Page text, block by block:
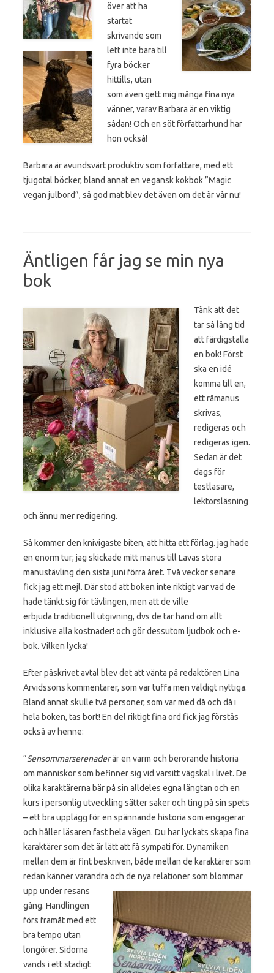
över att ha
startat
skrivande som
lett inte bara till
fyra böcker
hittills, utan
som även gett mig många fina nya
vänner, varav Barbara är en viktig
sådan! Och en söt författarhund har
hon också!
Barbara är avundsvärt produktiv som författare, med ett
tjugotal böcker, bland annat en vegansk kokbok ”Magic
vegan julbord”, så god mat blev det även om det är vår nu!
Äntligen får jag se min nya
bok
Tänk att det
tar så lång tid
att färdigställa
en bok! Först
ska en idé
komma till en,
ett råmanus
skrivas,
redigeras och
redigeras igen.
Sedan är det
dags för
testläsare,
lektörsläsning
och ännu mer redigering.
Så kommer den knivigaste biten, att hitta ett förlag. jag hade
en enorm tur; jag skickade mitt manus till Lavas stora
manustävling den sista juni förra året. Två veckor senare
fick jag ett mejl. Där stod att boken inte riktigt var vad de
hade tänkt sig för tävlingen, men att de ville
erbjuda traditionell utgivning, dvs de tar hand om allt
inklusive alla kostnader! och gör dessutom ljudbok och e-
bok. Vilken lycka!
Efter påskrivet avtal blev det att vänta på redaktören Lina
Arvidssons kommentarer, som var tuffa men väldigt nyttiga.
Bland annat skulle två personer, som var med då och då i
hela boken, tas bort! En del riktigt fina ord fick jag förstås
också av henne:
”Sensommarserenaderär en varm och berörande historia
om människor som befinner sig vid varsitt vägskäl i livet. De
olika karaktärerna bär på sin alldeles egna längtan och en
kurs i personlig utveckling sätter saker och ting på sin spets
– ett bra upplägg för en spännande historia som engagerar
och håller läsaren fast hela vägen. Du har lyckats skapa fina
karaktärer som det är lätt att få sympati för. Dynamiken
mellan dem är fint beskriven, både mellan de karaktärer som
redan känner varandra och de nya relationer som blommar
upp under resans
gång. Handlingen
förs framåt med ett
bra tempo utan
longörer. Sidorna
vänds i ett stadigt